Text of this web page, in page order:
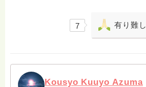
7 有り難し
Kousyo Kuuyo Azuma